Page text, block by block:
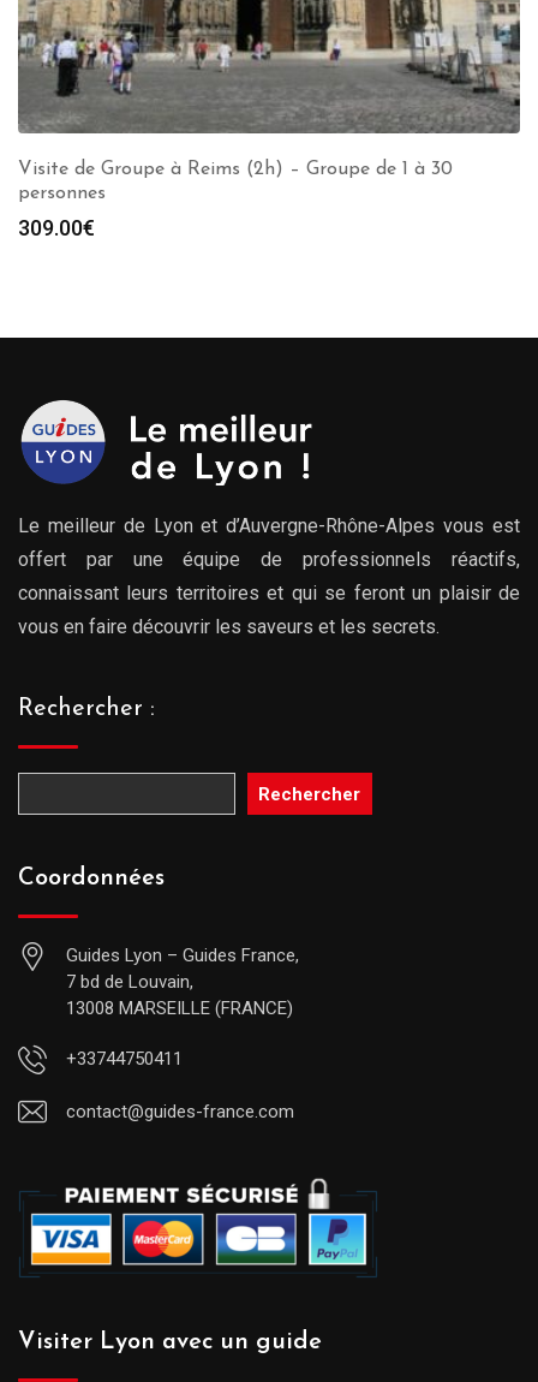
Visite de Groupe à Reims (2h) – Groupe de 1 à 30
personnes
309.00€
Le meilleur de Lyon et d’Auvergne-Rhône-Alpes vous est
offert par une équipe de professionnels réactifs,
connaissant leurs territoires et qui se feront un plaisir de
vous en faire découvrir les saveurs et les secrets.
Rechercher :
Rechercher
Coordonnées
Guides Lyon – Guides France,
7 bd de Louvain,
13008 MARSEILLE (FRANCE)
+33744750411
contact@guides-france.com
Visiter Lyon avec un guide